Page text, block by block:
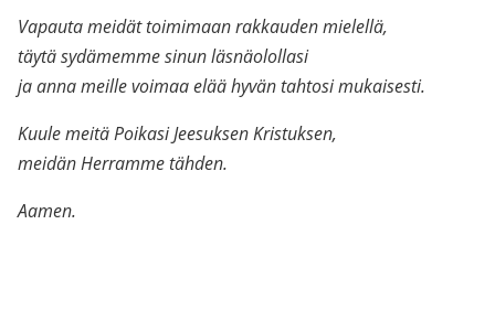
Vapauta meidät toimimaan rakkauden mielellä,
täytä sydämemme sinun läsnäolollasi
ja anna meille voimaa elää hyvän tahtosi mukaisesti.
Kuule meitä Poikasi Jeesuksen Kristuksen,
meidän Herramme tähden.
Aamen.